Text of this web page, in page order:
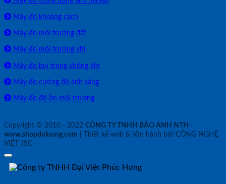
Máy đo khoảng cách
Máy đo môi trường đất
Máy đo môi trường khí
Máy đo bụi trong không khí
Máy đo cường độ ánh sáng
Máy đo độ ồn môi trường
Copyright © 2010 - 2022 CÔNG TY TNHH BẢO ANH NTH -
www.shopdoluong.com | Thiết kế web & Vận hành bởi CÔNG NGHỆ
VIỆT JSC